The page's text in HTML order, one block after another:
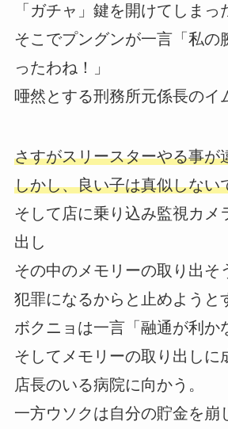
「ガチャ」鍵を開けてしまっ
そこでプングンが一言「私の
ったわね！」
唖然とする刑務所元係長のイ
さすがスリースターやる事が
しかし、良い子は真似しない
そして店に乗り込み監視カメ
出し
その中のメモリーの取り出そ
犯罪になるからと止めようと
ボクニョは一言「融通が利か
そしてメモリーの取り出しに
店長のいる病院に向かう。
一方ウソクは自分の貯金を崩